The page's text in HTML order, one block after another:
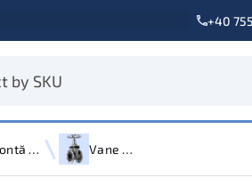
+40
Fontă Ductilă Vane Sertar